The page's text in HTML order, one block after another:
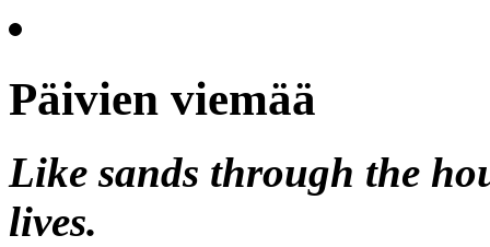
Päivien viemää
Like sands through the
lives.